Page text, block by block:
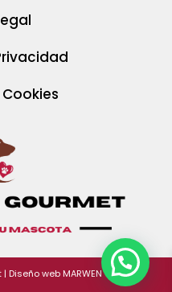
Diseño web MARWEN